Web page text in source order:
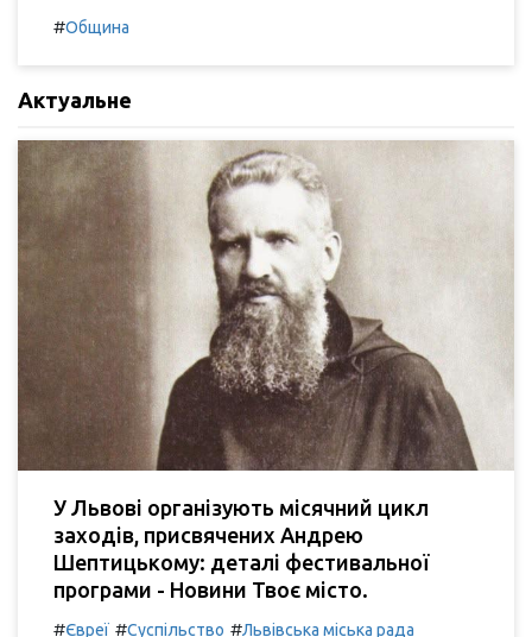
#Община
Актуальне
У Львові організують місячний цикл
заходів, присвячених Андрею
Шептицькому: деталі фестивальної
програми - Новини Твоє місто.
#Євреї #Суспільство #Львівська міська рада